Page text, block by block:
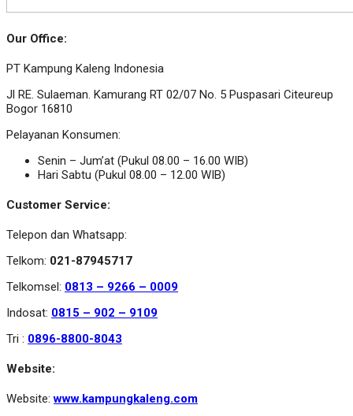
Our Office:
PT Kampung Kaleng Indonesia
Jl RE. Sulaeman. Kamurang RT 02/07 No. 5 Puspasari Citeureup
Bogor 16810
Pelayanan Konsumen:
Senin – Jum’at (Pukul 08.00 – 16.00 WIB)
Hari Sabtu (Pukul 08.00 – 12.00 WIB)
Customer Service:
Telepon dan Whatsapp:
Telkom: 021-87945717
Telkomsel: 0813 – 9266 – 0009
Indosat: 0815 – 902 – 9109
Tri : 0896-8800-8043
Website:
Website:www.kampungkaleng.com